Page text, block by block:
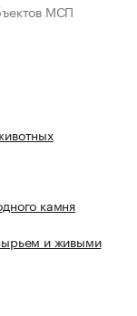
МСП
камня
и живыми